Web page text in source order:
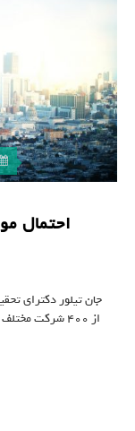
احتمال
جان تیلور دکترای